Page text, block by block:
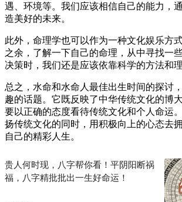
遇、环境等。我们应该相信自己的能力，
造美好的未来。
此外，命理学也可以作为一种文化娱乐方
之余，了解一下自己的命理，从中寻找一
决策时，我们还是应该依靠科学的方法和理
总之，水命和水命人最佳出生时间的探讨
趣的话题。它既反映了中华传统文化的博
要以正确的态度看待传统文化和个人命运
扬传统文化的同时，用积极向上的心态去
自己的精彩人生。
贵人何时现，八字帮你看！平阴阳断祸
福，八字精批批出一生好命运！